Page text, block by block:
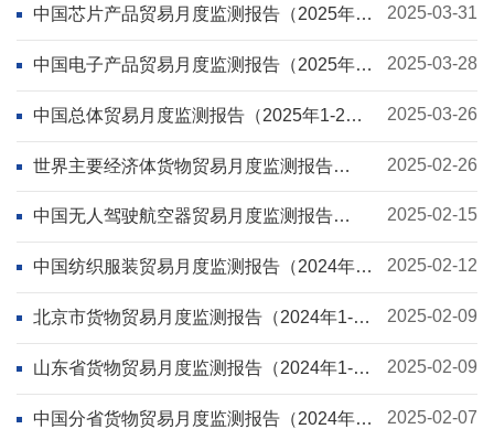
中国芯片产品贸易月度监测报告（2025年1-
2月）
2025-03-31
中国电子产品贸易月度监测报告（2025年1-
2月）
2025-03-28
中国总体贸易月度监测报告（2025年1-2
月）
2025-03-26
世界主要经济体货物贸易月度监测报告
（2024年1-12月）
2025-02-26
中国无人驾驶航空器贸易月度监测报告
（2024年1-12月）
2025-02-15
中国纺织服装贸易月度监测报告（2024年1-
12月）
2025-02-12
北京市货物贸易月度监测报告（2024年1-12
月）
2025-02-09
山东省货物贸易月度监测报告（2024年1-12
月）
2025-02-09
中国分省货物贸易月度监测报告（2024年1-
2025-02-07